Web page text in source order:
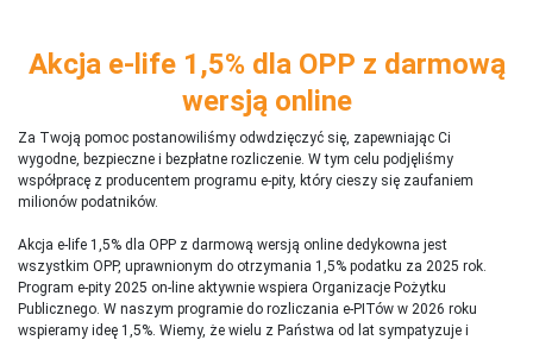
Akcja e-life 1,5% dla OPP z darmową
wersją online
Za Twoją pomoc postanowiliśmy odwdzięczyć się, zapewniając Ci
wygodne, bezpieczne i bezpłatne rozliczenie. W tym celu podjęliśmy
współpracę z producentem programu e-pity, który cieszy się zaufaniem
milionów podatników.
Akcja e-life 1,5% dla OPP z darmową wersją online dedykowna jest
wszystkim OPP, uprawnionym do otrzymania 1,5% podatku za 2025 rok.
Program e-pity 2025 on-line aktywnie wspiera Organizacje Pożytku
Publicznego. W naszym programie do rozliczania e-PITów w 2026 roku
wspieramy ideę 1,5%. Wiemy, że wielu z Państwa od lat sympatyzuje i